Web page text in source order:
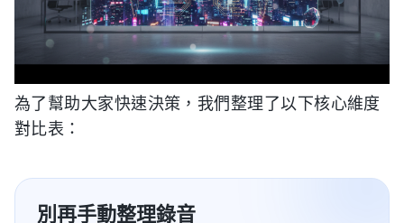
為了幫助大家快速決策，我們整理了以下核心維度
對比表：
別再手動整理錄音